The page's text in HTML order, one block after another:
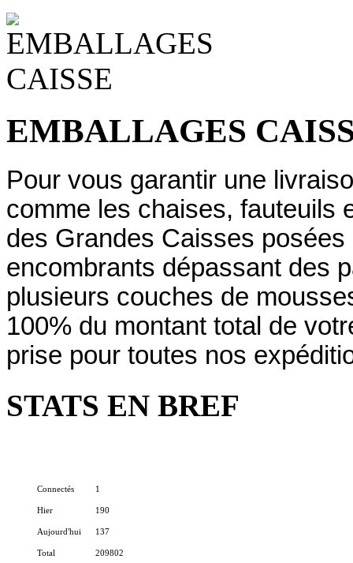
EMBALLAGES
Pour vous garantir une
comme les chaises, fauteuils
des Grandes Caisses
encombrants dépassant des
plusieurs couches de
100% du montant total de
prise pour toutes nos
STATS EN BREF
Connectés 1
Hier 190
Aujourd'hui 137
Total 209802